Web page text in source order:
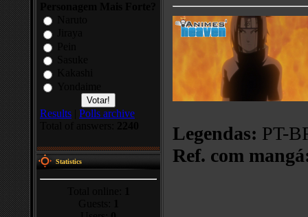
Results
Polls archive
Statistics
Legendas: PT-
Ref. com